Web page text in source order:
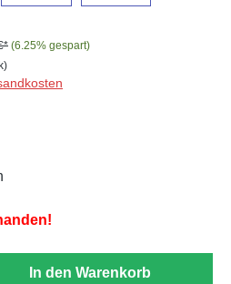
(6.25% gespart)
von 5 von 5 Sternen
In den Warenkorb